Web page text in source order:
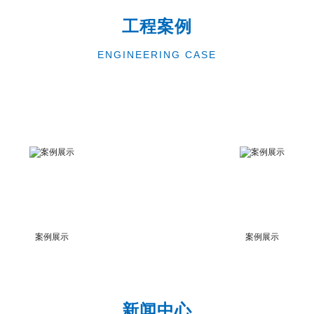
工程案例
ENGINEERING CASE
案例展示 案例展示
新闻中心